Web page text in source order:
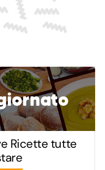
Ricette tutte